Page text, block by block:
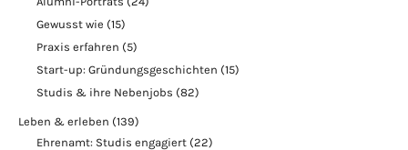
Gewusst wie (15)
Praxis erfahren (5)
Start-up: Gründungsgeschichten (15)
Studis & ihre Nebenjobs (82)
Leben & erleben (139)
Ehrenamt: Studis engagiert (22)